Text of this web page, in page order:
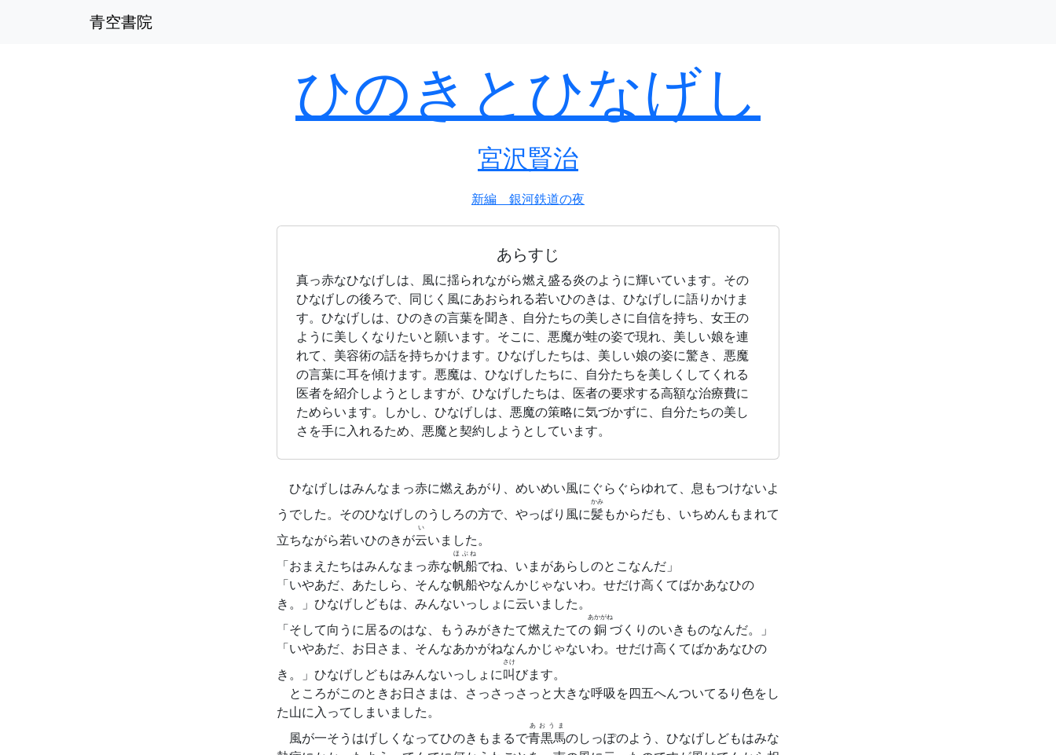
青空書院
ひのきとひなげし
宮沢賢治
新編 銀河鉄道の夜
あらすじ
真っ赤なひなげしは、風に揺られながら燃え盛る炎のように輝いています。その
ひなげしの後ろで、同じく風にあおられる若いひのきは、ひなげしに語りかけま
す。ひなげしは、ひのきの言葉を聞き、自分たちの美しさに自信を持ち、女王の
ように美しくなりたいと願います。そこに、悪魔が蛙の姿で現れ、美しい娘を連
れて、美容術の話を持ちかけます。ひなげしたちは、美しい娘の姿に驚き、悪魔
の言葉に耳を傾けます。悪魔は、ひなげしたちに、自分たちを美しくしてくれる
医者を紹介しようとしますが、ひなげしたちは、医者の要求する高額な治療費に
ためらいます。しかし、ひなげしは、悪魔の策略に気づかずに、自分たちの美し
さを手に入れるため、悪魔と契約しようとしています。
ひなげしはみんなまっ赤に燃えあがり、めいめい風にぐらぐらゆれて、息もつけないよ
うでした。そのひなげしのうしろの方で、やっぱり風に髪
かみ
もからだも、いちめんもまれて
立ちながら若いひのきが云
い
いました。
「おまえたちはみんなまっ赤な帆船
ほぶね
でね、いまがあらしのとこなんだ」
「いやあだ、あたしら、そんな帆船やなんかじゃないわ。せだけ高くてばかあなひの
き。」ひなげしどもは、みんないっしょに云いました。
「そして向うに居るのはな、もうみがきたて燃えたての銅
あかがね
づくりのいきものなんだ。」
「いやあだ、お日さま、そんなあかがねなんかじゃないわ。せだけ高くてばかあなひの
き。」ひなげしどもはみんないっしょに叫
さけ
びます。
ところがこのときお日さまは、さっさっさっと大きな呼吸を四五へんついてるり色をし
た山に入ってしまいました。
風が一そうはげしくなってひのきもまるで青黒馬
あおうま
のしっぽのよう、ひなげしどもはみな